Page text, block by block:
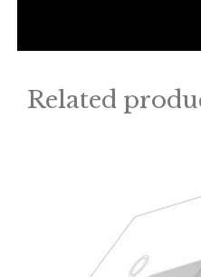
Related